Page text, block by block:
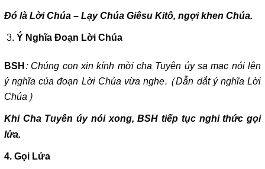
Đó là Lời Chúa – Lạy Chúa Giêsu Kitô, ngợi khen Chúa.
Ý Nghĩa Đoạn Lời Chúa
BSH : Chúng con xin kính mời cha Tuyên úy sa mạc nói lên
ý nghĩa của đoạn Lời Chúa vừa nghe. (Dẫn dắt ý nghĩa Lời
Chúa)
Khi Cha Tuyên úy nói xong, BSH tiếp tục nghi thức gọi
lửa.
4. Gọi Lửa